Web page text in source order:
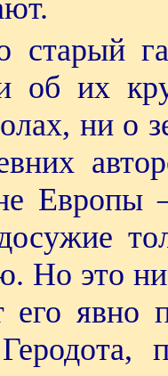
старый
об их
ни о
Но это
явно